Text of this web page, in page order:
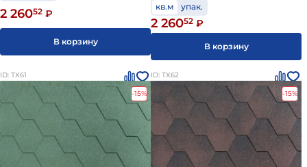
2 26052 ₽
В корзину
кв.м упак.
2 26052 ₽
В корзину
ID: ТХ61
-15%
ID: ТХ62
-15%